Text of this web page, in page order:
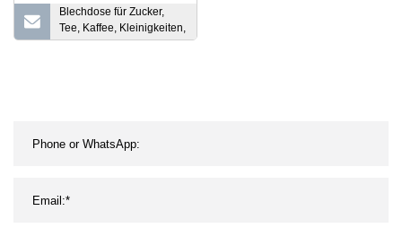
Blechdose für Zucker,
Tee, Kaffee, Kleinigkeiten,
Snacks,